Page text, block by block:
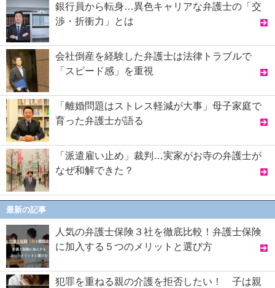
銀行員から転身…異色キャリアな弁護士の「交
渉・折衝力」とは
会社倒産を経験した弁護士は法律トラブルで
「スピード感」を重視
「離婚問題はストレス軽減が大事」母子家庭で
育った弁護士が語る
「派遣雇い止め」裁判…実家がお寺の弁護士が
なぜ和解できた？
最新の記事
人気の弁護士保険３社を徹底比較！弁護士保険
に加入する５つのメリットと選び方
犯罪を重ねる親の介護を拒否したい！ 子は親